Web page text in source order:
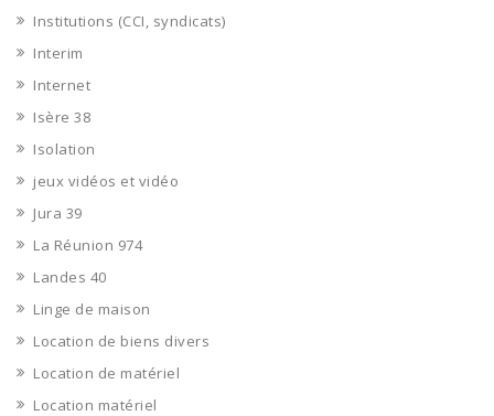
Institutions (CCI, syndicats)
Interim
Internet
Isère 38
Isolation
jeux vidéos et vidéo
Jura 39
La Réunion 974
Landes 40
Linge de maison
Location de biens divers
Location de matériel
Location matériel